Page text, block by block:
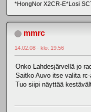
*HongNor X2CR-E*Losi
mmrc
14.02.08 - klo: 19.56
Onko Lahdesjärvellä jo
Saitko Auvo itse valita
Tuo siipi näyttää